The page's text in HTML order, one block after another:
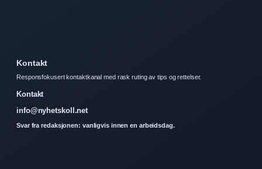
Kontakt
Responsfokusert kontaktkanal med rask ruting av tips og rettelser.
Kontakt
info@nyhetskoll.net
Svar fra redaksjonen: vanligvis innen en arbeidsdag.